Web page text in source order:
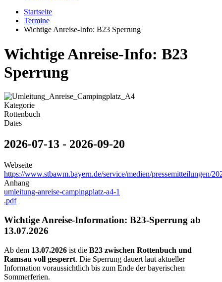
Startseite
Termine
Wichtige Anreise-Info: B23 Sperrung
Wichtige Anreise-Info: B23
Sperrung
Kategorie
Rottenbuch
Dates
2026-07-13 - 2026-09-20
Webseite
https://www.stbawm.bayern.de/service/medien/pressemitteilungen/
Anhang
umleitung-anreise-campingplatz-a4-1
.pdf
Wichtige Anreise-Information: B23-Sperrung ab
13.07.2026
Ab dem 13.07.2026 ist die B23 zwischen Rottenbuch und
Ramsau voll gesperrt. Die Sperrung dauert laut aktueller
Information voraussichtlich bis zum Ende der bayerischen
Sommerferien.